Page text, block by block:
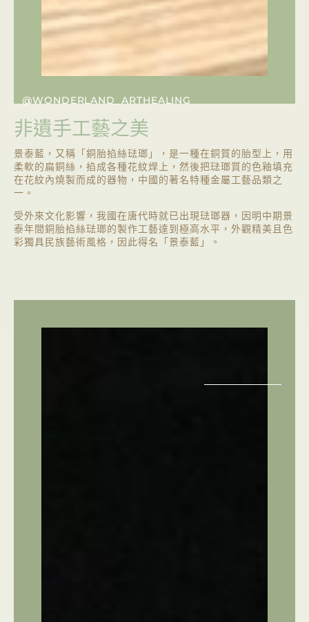
@WONDERLAND_ARTHEALING
非遺手工藝之美
景泰藍，又稱「銅胎掐絲琺瑯」，是一種在銅質的胎型上，用
柔軟的扁銅絲，掐成各種花紋焊上，然後把琺瑯質的色釉填充
在花紋內燒製而成的器物，中國的著名特種金屬工藝品類之
一。
受外來文化影響，我國在唐代時就已出現琺瑯器，因明中期景
泰年間銅胎掐絲琺瑯的製作工藝達到極高水平，外觀精美且色
彩獨具民族藝術風格，因此得名「景泰藍」。